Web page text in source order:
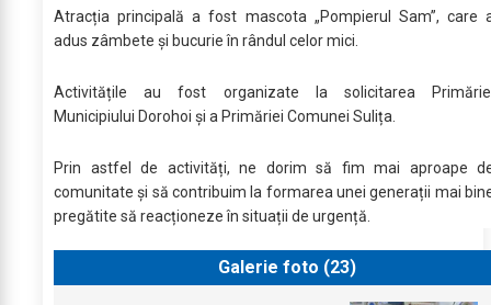
Atracția principală a fost mascota „Pompierul Sam”, care
adus zâmbete și bucurie în rândul celor mici.
Activitățile au fost organizate la solicitarea
Municipiului Dorohoi și a Primăriei Comunei Sulița.
Prin astfel de activități, ne dorim să fim mai aproape
comunitate și să contribuim la formarea unei generații mai
pregătite să reacționeze în situații de urgență.
Galerie foto (23)